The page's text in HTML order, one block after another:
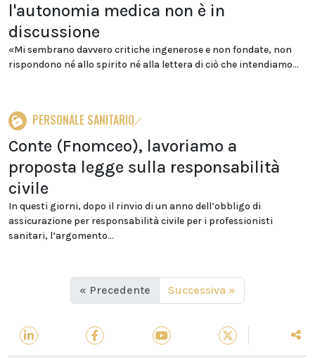
l'autonomia medica non è in
discussione
«Mi sembrano davvero critiche ingenerose e non fondate, non
rispondono né allo spirito né alla lettera di ciò che intendiamo...
PERSONALE SANITARIO
Conte (Fnomceo), lavoriamo a
proposta legge sulla responsabilità
civile
In questi giorni, dopo il rinvio di un anno dell’obbligo di
assicurazione per responsabilità civile per i professionisti
sanitari, l’argomento...
« Precedente Successiva »